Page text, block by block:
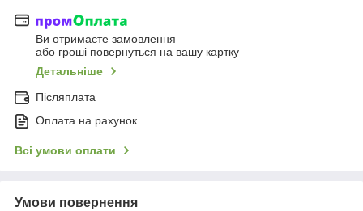
Ви отримаєте замовлення
або гроші повернуться на вашу картку
Детальніше
Післяплата
Оплата на рахунок
Всі умови оплати
Умови повернення